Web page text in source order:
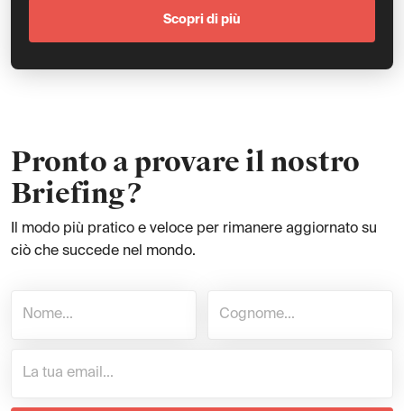
Scopri di più
Pronto a provare il nostro
Briefing?
Il modo più pratico e veloce per rimanere aggiornato su
ciò che succede nel mondo.